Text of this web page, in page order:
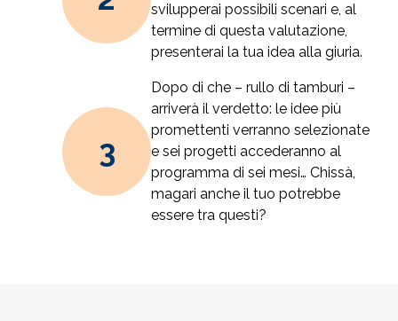
svilupperai possibili scenari e, al
termine di questa valutazione,
presenterai la tua idea alla giuria.
Dopo di che – rullo di tamburi –
arriverà il verdetto: le idee più
promettenti verranno selezionate
e sei progetti accederanno al
programma di sei mesi… Chissà,
magari anche il tuo potrebbe
essere tra questi?